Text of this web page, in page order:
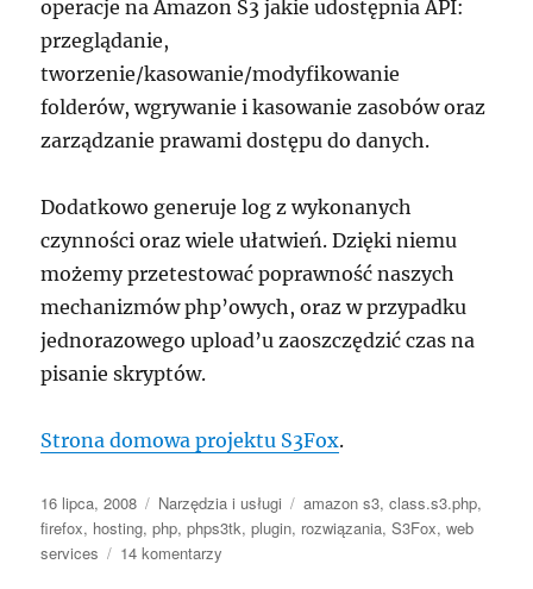
operacje na Amazon S3 jakie udostępnia API:
przeglądanie,
tworzenie/kasowanie/modyfikowanie
folderów, wgrywanie i kasowanie zasobów oraz
zarządzanie prawami dostępu do danych.
Dodatkowo generuje log z wykonanych
czynności oraz wiele ułatwień. Dzięki niemu
możemy przetestować poprawność naszych
mechanizmów php’owych, oraz w przypadku
jednorazowego upload’u zaoszczędzić czas na
pisanie skryptów.
Strona domowa projektu S3Fox.
Data
publikacji
16 lipca, 2008 Kategorie
Narzędzia i usługi Tagi
amazon s3,class.s3.php,
firefox, hosting,php,phps3tk,plugin, rozwiązania,S3Fox,web
services
14 komentarzy